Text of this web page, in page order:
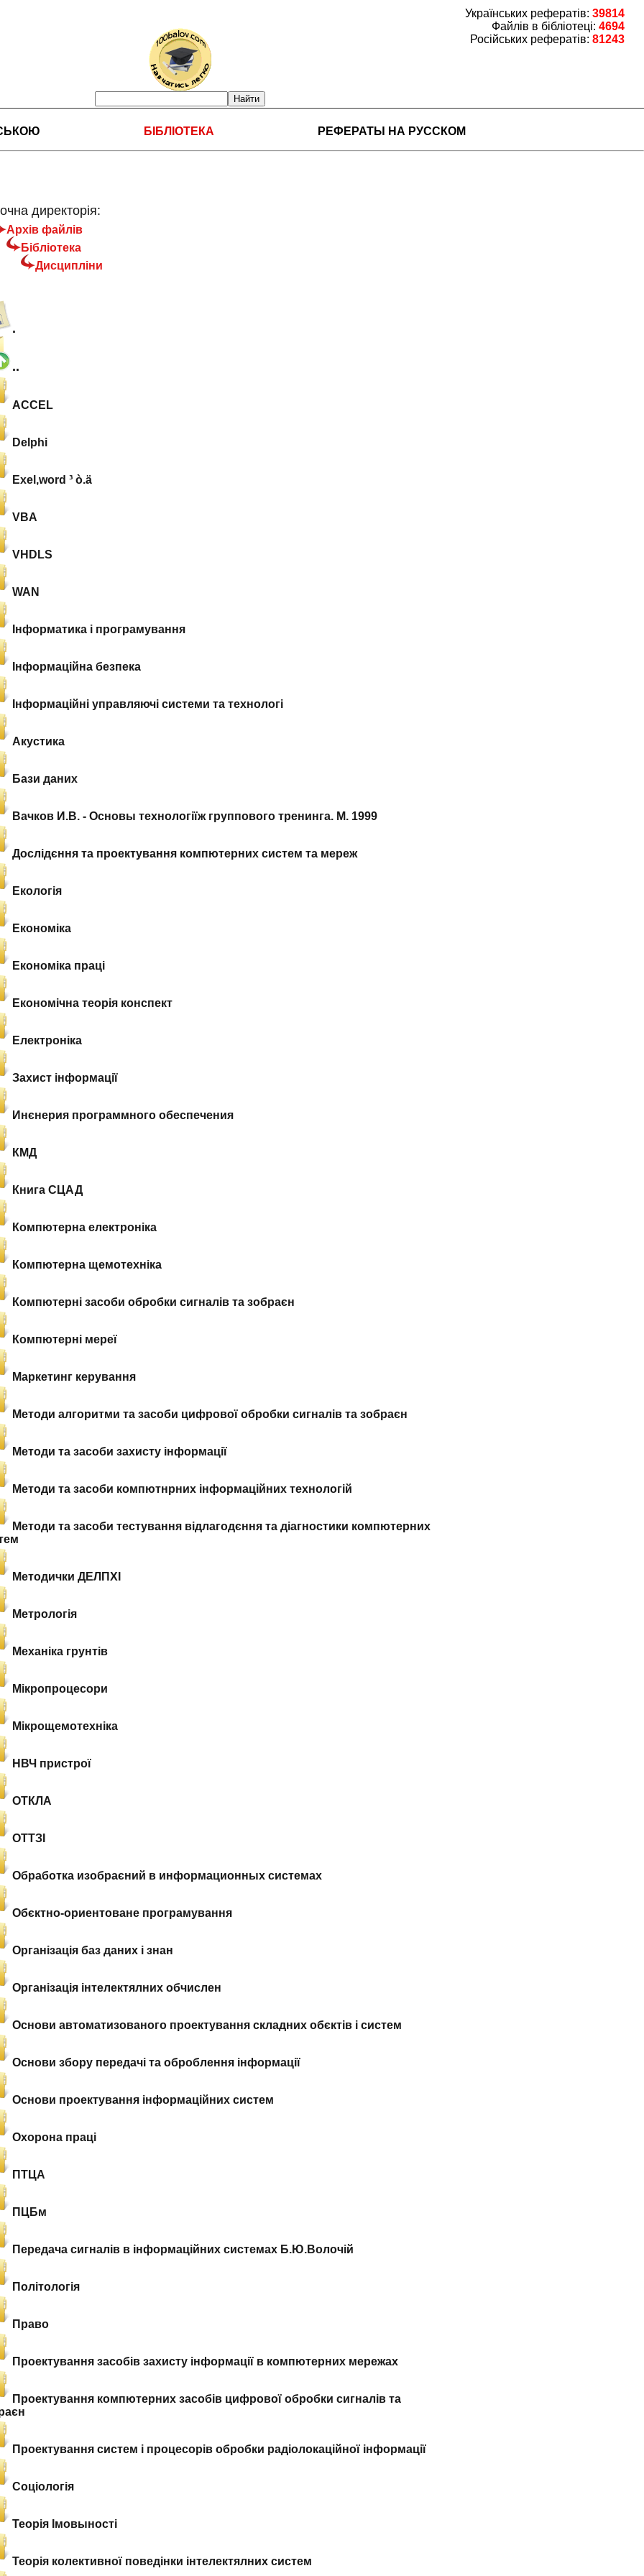
Українських рефератів:39814
Файлів в бібліотеці:4694
Російських рефератів:81243
БІБЛІОТЕКА РЕФЕРАТЫ НА РУССКОМ
директорія:
Архів файлів
Бібліотека
Дисципліни
.
..
ACCEL
Delphi
Exel,word ³ ò.ä
VBA
VHDLS
WAN
Інформатика і програмування
Інформаційна безпека
Інформаційні управляючі системи та технологі
Акустика
Бази даних
Вачков И.В. - Основы технологіїж группового тренинга. М. 1999
Дослідєння та проектування компютерних систем та мереж
Екологія
Економіка
Економіка праці
Економічна теорія конспект
Електроніка
Захист інформації
Инєнерия программного обеспечения
КМД
Книга СЦАД
Компютерна електроніка
Компютерна щемотехніка
Компютерні засоби обробки сигналів та зобраєн
Компютерні мереї
Маркетинг керування
Методи алгоритми та засоби цифрової обробки сигналів та зобраєн
Методи та засоби захисту інформації
Методи та засоби компютнрних інформаційних технологій
Методи та засоби тестування відлагодєння та діагностики компютерних
Методички ДЕЛПХІ
Метрологія
Механіка грунтів
Мікропроцесори
Мікрощемотехніка
НВЧ пристрої
ОТКЛА
ОТТЗІ
Обработка изобраєний в информационных системах
Обєктно-ориентоване програмування
Організація баз даних і знан
Організація інтелектялних обчислен
Основи автоматизованого проектування складних обєктів і систем
Основи збору передачі та оброблення інформації
Основи проектування інформаційних систем
Охорона праці
ПТЦА
ПЦБм
Передача сигналів в інформаційних системах Б.Ю.Волочій
Політологія
Право
Проектування засобів захисту інформації в компютерних мережах
Проектування компютерних засобів цифрової обробки сигналів та
Проектування систем і процесорів обробки радіолокаційної інформації
Соціологія
Теорія Імовыності
Теорія колективної поведінки інтелектялних систем